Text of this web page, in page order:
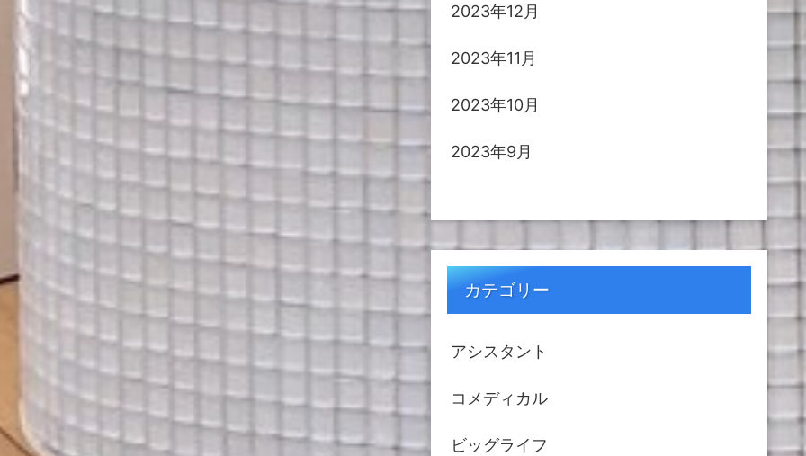
2023年12月
2023年11月
2023年10月
2023年9月
カテゴリー
アシスタント
コメディカル
ビッグライフ